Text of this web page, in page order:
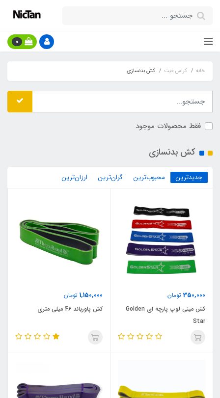
0
خانه کراس فیت کش بدنسازی
فقط محصولات موجود
کش بدنسازی
جدیدترین محبوب‌ترین گران‌ترین ارزان‌ترین
350,000 تومان
کش مینی لوپ پارچه ای Golden
Star
1,150,000 تومان
کش پاورباند 46 میلی متری